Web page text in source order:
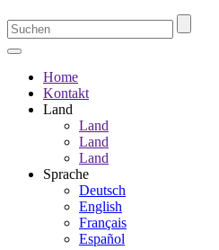
Home
Kontakt
Land
Land
Land
Land
Sprache
Deutsch
English
Français
Español